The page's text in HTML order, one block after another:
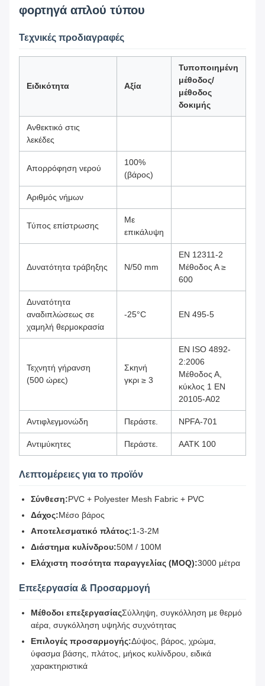
φορτηγά απλού τύπου
Τεχνικές προδιαγραφές
Ειδικότητα Αξία
Τυποποιημένη
μέθοδος/
μέθοδος
δοκιμής
Ανθεκτικό στις
λεκέδες
Απορρόφηση νερού
100%
(βάρος)
Αριθμός νήμων
Τύπος επίστρωσης
Με
επικάλυψη
Δυνατότητα τράβηξης N/50 mm
EN 12311-2
Μέθοδος Α ≥
600
Δυνατότητα
αναδιπλώσεως σε
χαμηλή θερμοκρασία
-25°C EN 495-5
Τεχνητή γήρανση
(500 ώρες)
Σκηνή
γκρι ≥ 3
EN ISO 4892-
2:2006
Μέθοδος Α,
κύκλος 1 EN
20105-A02
Αντιφλεγμονώδη Περάστε. NPFA-701
Αντιμύκητες Περάστε. ΑΑΤΚ 100
Λεπτομέρειες για το προϊόν
Σύνθεση:PVC + Polyester Mesh Fabric + PVC
Δάχος:Μέσο βάρος
Αποτελεσματικό πλάτος:1-3-2M
Διάστημα κυλίνδρου:50M / 100M
Ελάχιστη ποσότητα παραγγελίας (MOQ):3000 μέτρα
Επεξεργασία & Προσαρμογή
Μέθοδοι επεξεργασίαςΣύλληψη, συγκόλληση με θερμό
αέρα, συγκόλληση υψηλής συχνότητας
Επιλογές προσαρμογής:Δύψος, βάρος, χρώμα,
ύφασμα βάσης, πλάτος, μήκος κυλίνδρου, ειδικά
χαρακτηριστικά